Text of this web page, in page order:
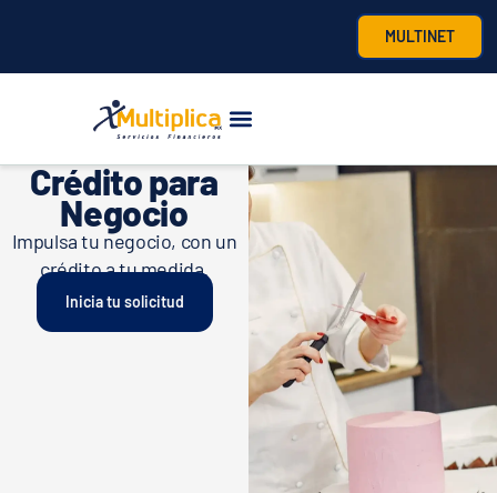
MULTINET
Crédito para
Negocio
Impulsa tu negocio, con un
crédito a tu medida.
Inicia tu solicitud